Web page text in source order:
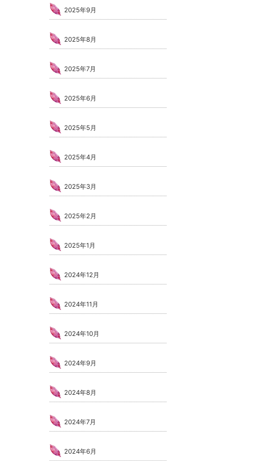
2025年9月
2025年8月
2025年7月
2025年6月
2025年5月
2025年4月
2025年3月
2025年2月
2025年1月
2024年12月
2024年11月
2024年10月
2024年9月
2024年8月
2024年7月
2024年6月